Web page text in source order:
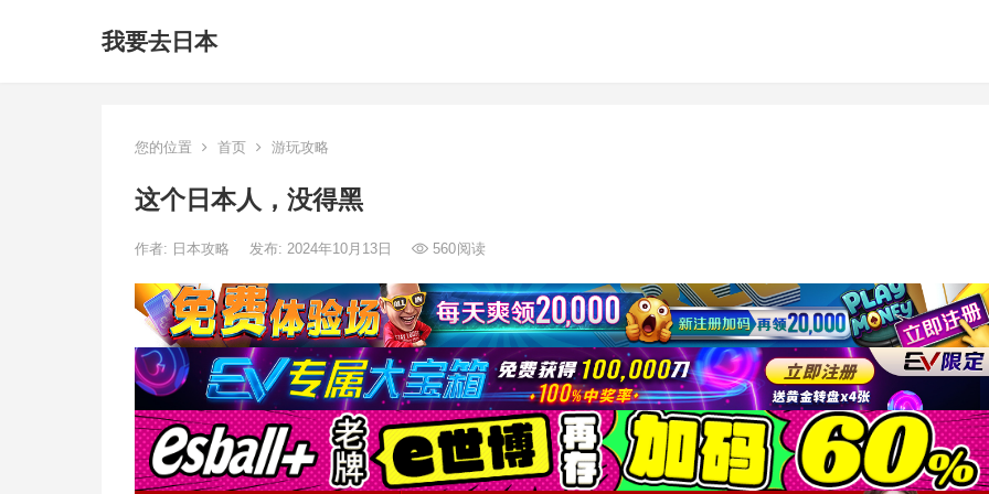
我要去日本
您的位置 首页 游玩攻略
这个日本人，没得黑
作者: 日本攻略 发布: 2024年10月13日 560阅读